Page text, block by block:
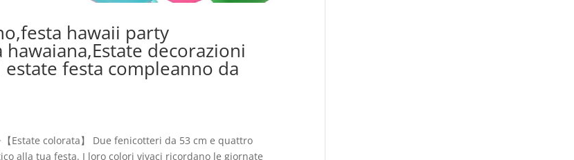
hawaii party
decorazioni
festa compleanno da
【Estate colorata】 Due fenicotteri da 53 cm e quattro
alla tua festa. I loro colori vivaci ricordano le giornate